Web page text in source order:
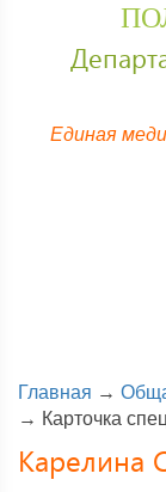
Единая
Главная →
→ Карточка
Карелина